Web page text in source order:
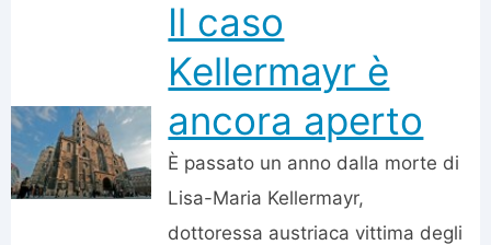
Il caso
Kellermayr è
ancora aperto
È passato un anno dalla morte di
Lisa-Maria Kellermayr,
dottoressa austriaca vittima degli